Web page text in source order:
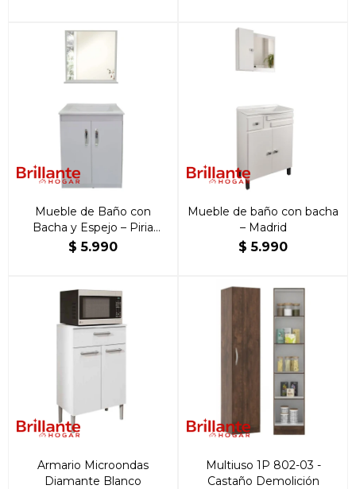
Mueble de Baño con
Bacha y Espejo – Piria
Blanco
$ 5.990
Mueble de baño con bacha
– Madrid
$ 5.990
Armario Microondas
Diamante Blanco
Multiuso 1P 802-03 -
Castaño Demolición